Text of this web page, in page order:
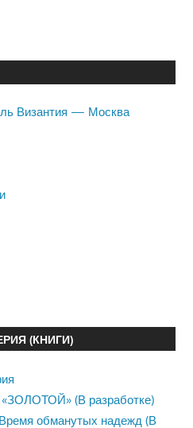
Византия — Москва
(КНИГИ)
«ЗОЛОТОЙ» (В разработке)
обманутых надежд (В